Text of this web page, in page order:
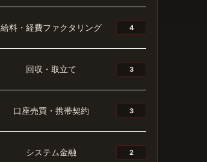
給料・経費ファクタリング 4
回収・取立て 3
口座売買・携帯契約 3
システム金融 2